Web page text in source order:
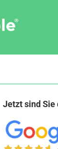
Jetzt sind Sie